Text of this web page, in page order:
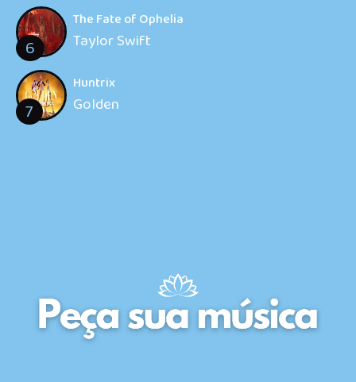
6
The Fate of Ophelia
Taylor Swift
7
Huntrix
Golden